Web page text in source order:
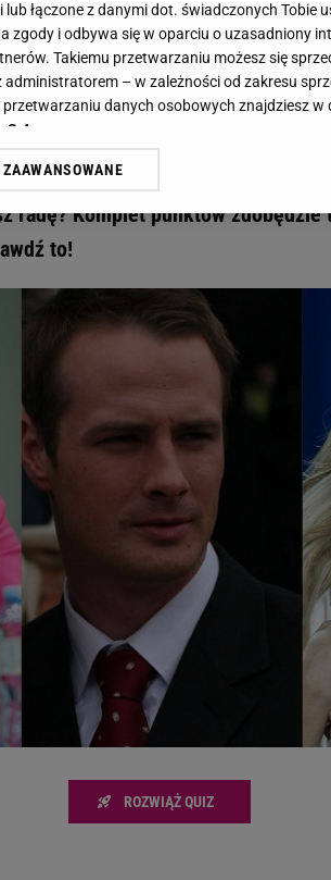
czy dopasujesz imię do trzech nazwisk. Tylko
czy
zdobywa komplet
Zadanie jest proste: my
radę? Komplet punktów
to!
ROZWIĄŻ QUIZ
łączone z danymi dot. świadczonych Tobie
zgody i odbywa się w oparciu o uzasadniony
Takiemu przetwarzaniu możesz się
administratorem – w zależności od zakresu
przetwarzaniu danych osobowych znajdziesz w
wyrażasz też zgodę na zainstalowanie i
wywołując narzędzie do zarządzania
prywatności ” w stopce serwisu i
i Agora S.A. możemy przetwarzać dane
danych geolokalizacyjnych. Aktywne
na urządzeniu lub dostęp do nich.
usług.